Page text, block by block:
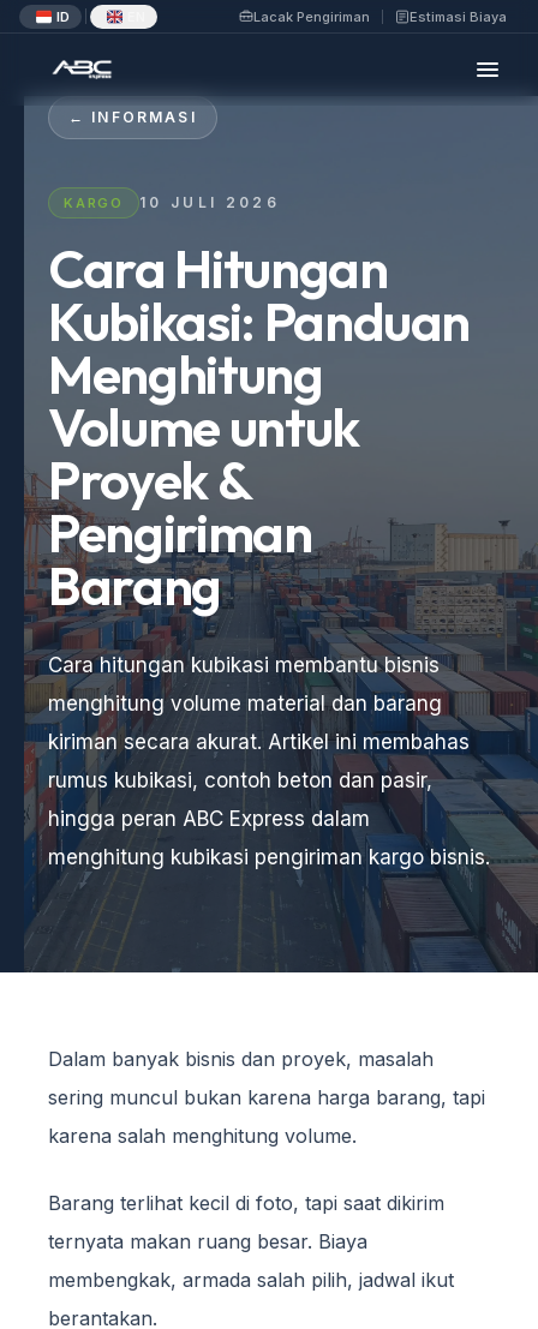
ID Lacak Pengiriman Estimasi Biaya
← INFORMASI
KARGO 10 JULI 2026
Cara Hitungan
Kubikasi: Panduan
Menghitung
Volume untuk
Proyek &
Pengiriman
Barang
Cara hitungan kubikasi membantu bisnis
menghitung volume material dan barang
kiriman secara akurat. Artikel ini membahas
rumus kubikasi, contoh beton dan pasir,
hingga peran ABC Express dalam
menghitung kubikasi pengiriman kargo bisnis.
Dalam banyak bisnis dan proyek, masalah
sering muncul bukan karena harga barang, tapi
karena salah menghitung volume.
Barang terlihat kecil di foto, tapi saat dikirim
ternyata makan ruang besar. Biaya
membengkak, armada salah pilih, jadwal ikut
berantakan.